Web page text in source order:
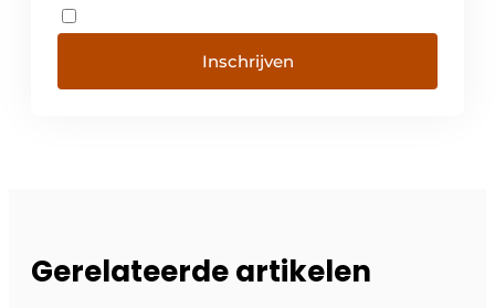
Inschrijven
Gerelateerde artikelen